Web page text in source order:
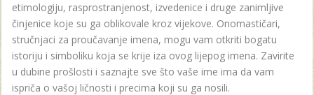
etimologiju, rasprostranjenost, izvedenice i druge zanimljive
činjenice koje su ga oblikovale kroz vijekove. Onomastičari,
stručnjaci za proučavanje imena, mogu vam otkriti bogatu
istoriju i simboliku koja se krije iza ovog lijepog imena. Zavirite
u dubine prošlosti i saznajte sve što vaše ime ima da vam
ispriča o vašoj ličnosti i precima koji su ga nosili.